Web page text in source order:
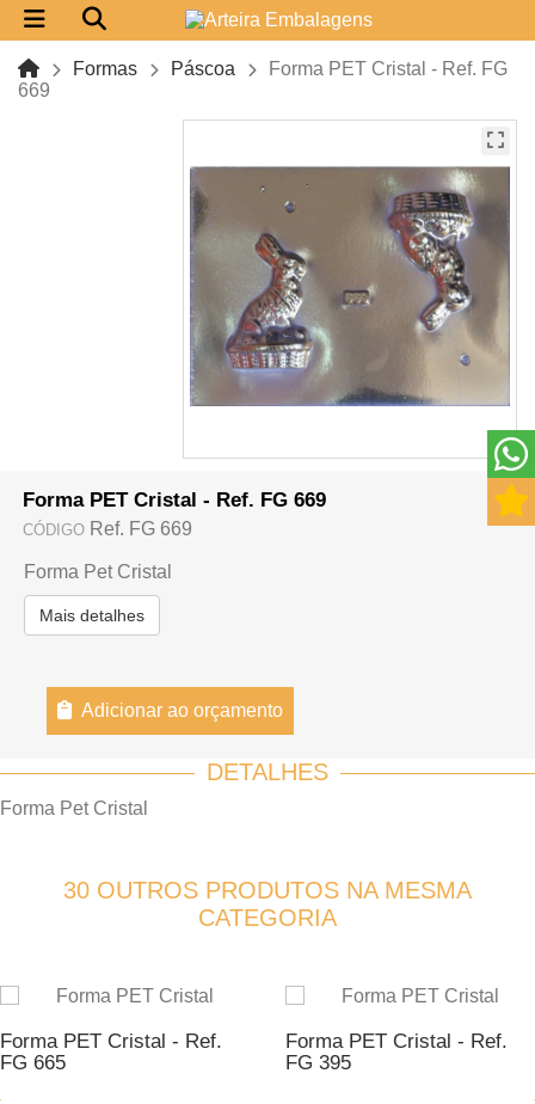
Formas Páscoa
Forma PET Cristal - Ref. FG
669
Forma PET Cristal - Ref. FG 669
CÓDIGO Ref. FG 669
Forma Pet Cristal
Mais detalhes
Adicionar ao orçamento
DETALHES
Forma Pet Cristal
30 OUTROS PRODUTOS NA MESMA
CATEGORIA
Forma PET Cristal - Ref.
FG 665
Forma PET Cristal - Ref.
FG 395